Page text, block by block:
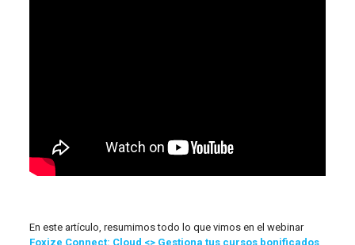
En este artículo, resumimos todo lo que vimos en el webinar
Foxize Connect: Cloud <> Gestiona tus cursos bonificados